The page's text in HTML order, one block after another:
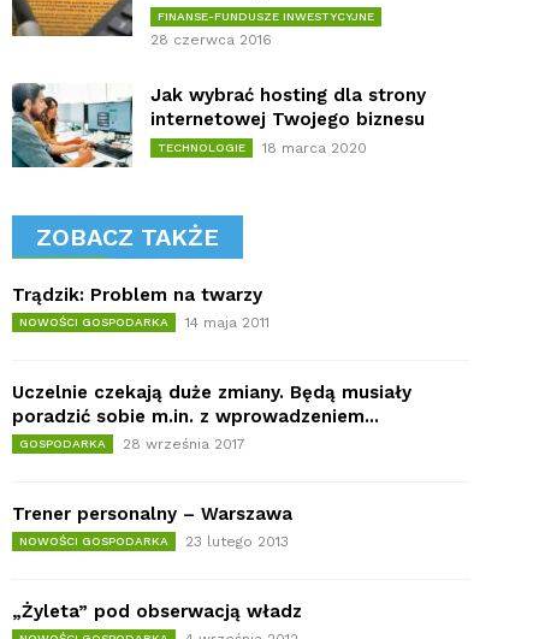
FINANSE-FUNDUSZE INWESTYCYJNE
28 czerwca 2016
Jak wybrać hosting dla strony
internetowej Twojego biznesu
TECHNOLOGIE 18 marca 2020
ZOBACZ TAKŻE
Trądzik: Problem na twarzy
NOWOŚCI GOSPODARKA 14 maja 2011
Uczelnie czekają duże zmiany. Będą musiały
poradzić sobie m.in. z wprowadzeniem...
GOSPODARKA 28 września 2017
Trener personalny – Warszawa
NOWOŚCI GOSPODARKA 23 lutego 2013
„Żyleta” pod obserwacją władz